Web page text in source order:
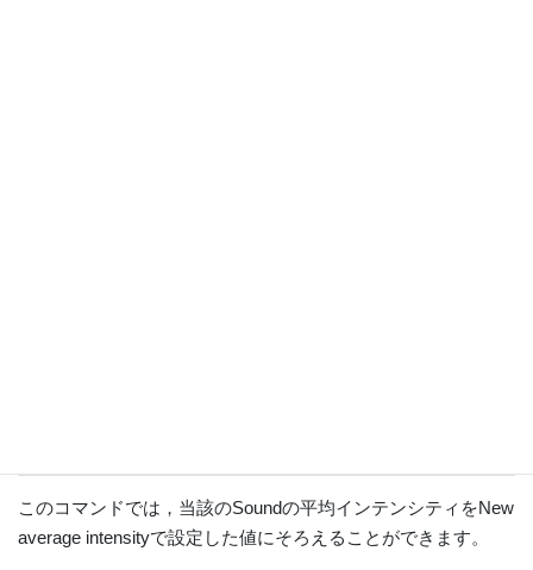
このコマンドでは，当該のSoundの平均インテンシティをNew
average intensityで設定した値にそろえることができます。